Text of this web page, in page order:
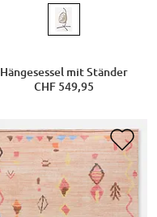
Hängesessel mit Ständer
CHF 549,95